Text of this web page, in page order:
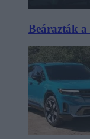
Beárazták